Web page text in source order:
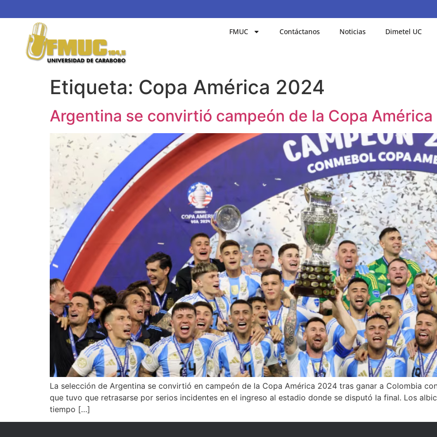
FMUC Contáctanos Noticias Dimetel UC
Etiqueta: Copa América 2024
Argentina se convirtió campeón de la Copa
La selección de Argentina se convirtió en campeón de la Copa América 2024 tras ganar a Colombia
que tuvo que retrasarse por serios incidentes en el ingreso al estadio donde se disputó la final. Los
tiempo […]